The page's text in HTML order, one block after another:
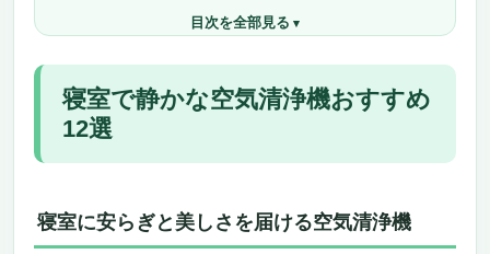
く快適”に運転
寝室で静かな空気清浄機おすすめ12選
寝室に安らぎと美しさを届ける空気清浄機
《ブルーエア DustMagnet™ 5240i》──「寝室
就寝中も“音”を気にせず、深く澄んだ呼吸
を。静音性と清浄力が両立した理想の一台。
目次を全部見る
寝室で静かな空気清浄機おすすめ
12選
寝室に安らぎと美しさを届ける空気清浄機